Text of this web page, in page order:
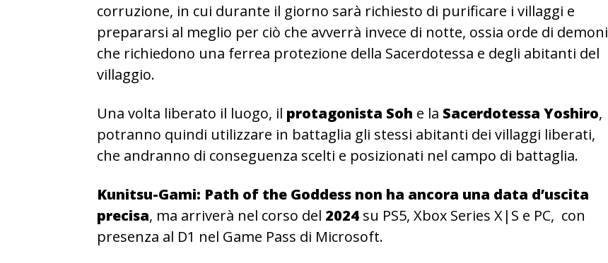
corruzione, in cui durante il giorno sarà richiesto di purificare i villaggi e
prepararsi al meglio per ciò che avverrà invece di notte, ossia orde di demoni
che richiedono una ferrea protezione della Sacerdotessa e degli abitanti del
villaggio.
Una volta liberato il luogo, il protagonista Soh e la Sacerdotessa Yoshiro,
potranno quindi utilizzare in battaglia gli stessi abitanti dei villaggi liberati,
che andranno di conseguenza scelti e posizionati nel campo di battaglia.
Kunitsu-Gami: Path of the Goddess non ha ancora una data d’uscita
precisa, ma arriverà nel corso del 2024 su PS5, Xbox Series X|S e PC, con
presenza al D1 nel Game Pass di Microsoft.